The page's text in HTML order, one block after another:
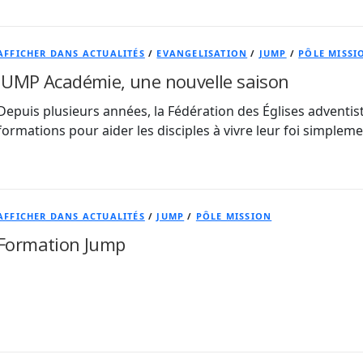
DANS ACTUALITÉS / EVANGELISATION / JUMP / PÔLE
Académie, une nouvelle saison
plusieurs années, la Fédération des Églises
pour aider les disciples à vivre leur foi
DANS ACTUALITÉS / JUMP / PÔLE MISSION
Jump